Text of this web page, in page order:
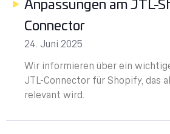
Anpassungen am JTL-
Connector
24. Juni 2025
Wir informieren über ein
JTL-Connector für Shopify, das
relevant wird.